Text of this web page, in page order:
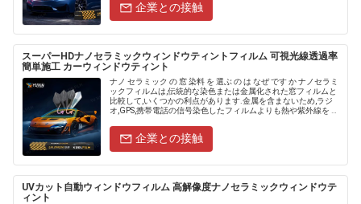
企業との接触
スーパーHDナノセラミックウィンドウティントフィルム 可視光線透過率
簡単施工 カーウィンドウティント
ナノ セラミック の 窓 染料 を 選ぶ の は なぜ です か ナノセラミ
ックフィルムは,伝統的な染色または金属化された窓フィルムと
比較して,いくつかの利点があります.金属を含まないため,ラジ
オ,GPS,携帯電話の信号染色したフィルムよりも熱や紫外線を よ
企業との接触
UVカット自動ウィンドウフィルム 高解像度ナノセラミックウィンドウテ
ィント